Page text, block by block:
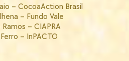
– CocoaAction Brasil
– Fundo Vale
Ramos – CIAPRA
– InPACTO